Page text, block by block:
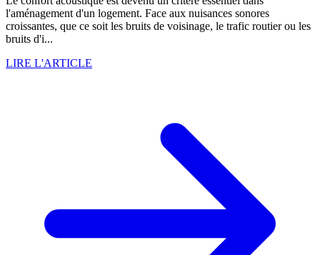
l'aménagement d'un logement. Face aux nuisances sonores
croissantes, que ce soit les bruits de voisinage, le trafic routier ou les
bruits d'i...
LIRE L'ARTICLE